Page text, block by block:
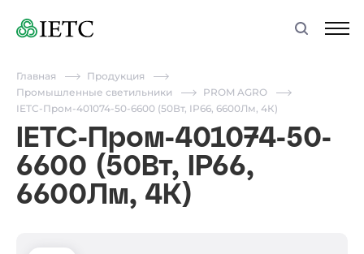
Главная
Продукция
Промышленные светильники
PROM AGRO
IETC-Пром-401074-50-6600 (50Вт, IP66, 6600Лм, 4К)
IETC-Пром-401074-50-
6600 (50Вт, IP66,
6600Лм, 4К)